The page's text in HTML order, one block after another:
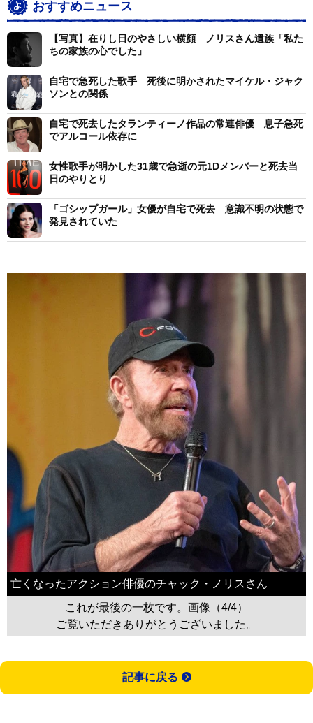
おすすめニュース
【写真】在りし日のやさしい横顔 ノリスさん遺族「私た
ちの家族の心でした」
自宅で急死した歌手 死後に明かされたマイケル・ジャク
ソンとの関係
自宅で死去したタランティーノ作品の常連俳優 息子急死
でアルコール依存に
女性歌手が明かした31歳で急逝の元1Dメンバーと死去当
日のやりとり
「ゴシップガール」女優が自宅で死去 意識不明の状態で
発見されていた
亡くなったアクション俳優のチャック・ノリスさん
これが最後の一枚です。画像（4/4）
ご覧いただきありがとうございました。
記事に戻る